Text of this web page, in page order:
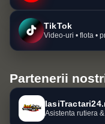
TikTok
Video-uri • flota •
Partenerii
Asistenta rutiera